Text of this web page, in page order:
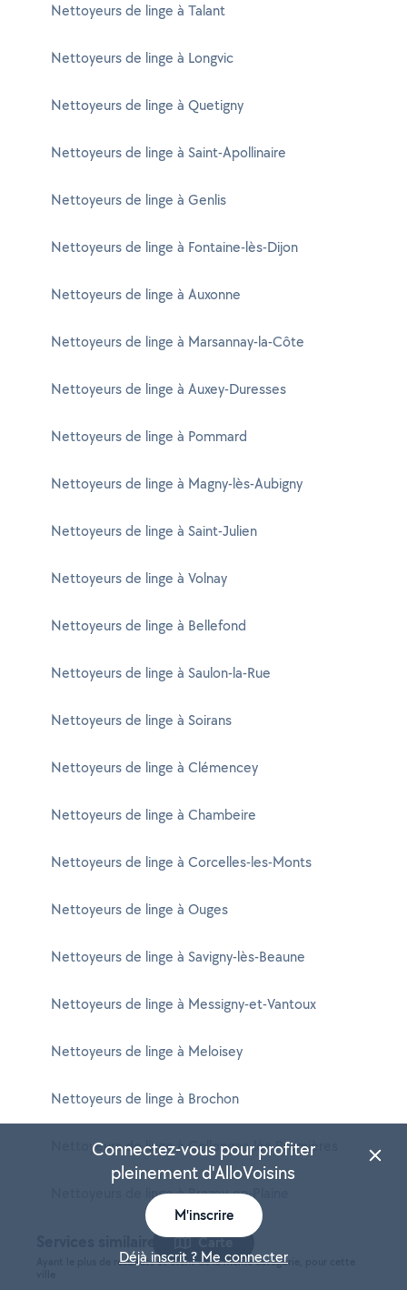
Nettoyeurs de linge à Talant
Nettoyeurs de linge à Longvic
Nettoyeurs de linge à Quetigny
Nettoyeurs de linge à Saint-Apollinaire
Nettoyeurs de linge à Genlis
Nettoyeurs de linge à Fontaine-lès-Dijon
Nettoyeurs de linge à Auxonne
Nettoyeurs de linge à Marsannay-la-Côte
Nettoyeurs de linge à Auxey-Duresses
Nettoyeurs de linge à Pommard
Nettoyeurs de linge à Magny-lès-Aubigny
Nettoyeurs de linge à Saint-Julien
Nettoyeurs de linge à Volnay
Nettoyeurs de linge à Bellefond
Nettoyeurs de linge à Saulon-la-Rue
Nettoyeurs de linge à Soirans
Nettoyeurs de linge à Clémencey
Nettoyeurs de linge à Chambeire
Nettoyeurs de linge à Corcelles-les-Monts
Nettoyeurs de linge à Ouges
Nettoyeurs de linge à Savigny-lès-Beaune
Nettoyeurs de linge à Messigny-et-Vantoux
Nettoyeurs de linge à Meloisey
Nettoyeurs de linge à Brochon
Nettoyeurs de linge à Collonges-lès-Premières
Nettoyeurs de linge à Brazey-en-Plaine
Services similaires à Couchey
Ayant le plus de résultats et étant de la même catégorie, pour cette
Carte
Connectez-vous pour profiter
pleinement d'AlloVoisins
M'inscrire
Déjà inscrit ? Me connecter